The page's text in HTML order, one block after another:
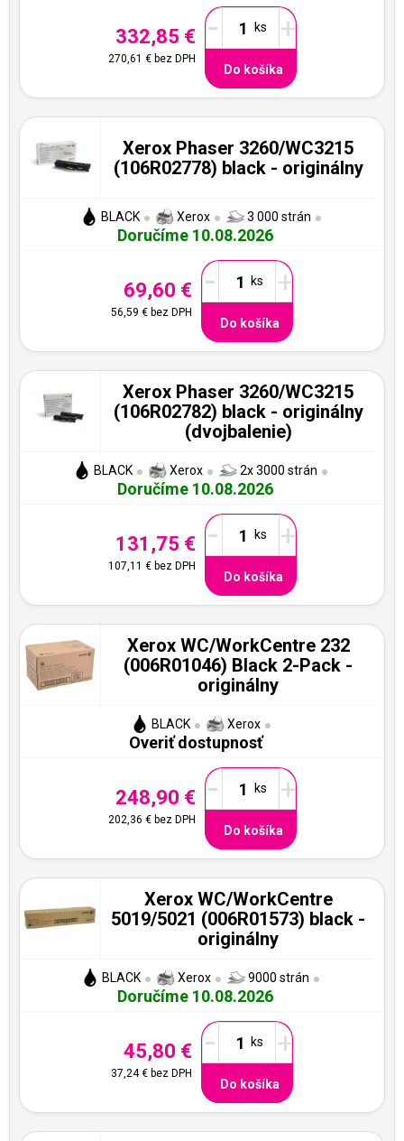
332,85 €
270,61 €bez DPH
- +
Do košíka
Xerox Phaser 3260/WC3215
(106R02778) black - originálny
BLACK Xerox 3 000 strán
Doručíme 10.08.2026
69,60 €
56,59 € bez DPH
- +
Do košíka
Xerox Phaser 3260/WC3215
(106R02782) black - originálny
(dvojbalenie)
BLACK Xerox 2x 3000 strán
Doručíme 10.08.2026
131,75 €
107,11 €bez DPH
- +
Do košíka
Xerox WC/WorkCentre 232
(006R01046) Black 2-Pack -
originálny
BLACK Xerox
Overiť dostupnosť
248,90 €
202,36 €bez DPH
- +
Do košíka
Xerox WC/WorkCentre
5019/5021 (006R01573) black -
originálny
BLACK Xerox 9000 strán
Doručíme 10.08.2026
45,80 €
37,24 € bez DPH
- +
Do košíka